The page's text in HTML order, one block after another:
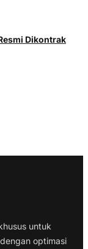
Dikontrak
untuk
optimasi